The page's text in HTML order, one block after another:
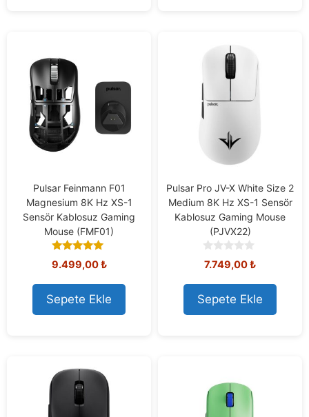
Pulsar Feinmann F01
Magnesium 8K Hz XS-1
Sensör Kablosuz Gaming
Mouse (FMF01)
5.00
out of 5
9.499,00₺
Sepete Ekle
Pulsar Pro JV-X White Size 2
Medium 8K Hz XS-1 Sensör
Kablosuz Gaming Mouse
(PJVX22)
0
o
u
t
o
f
7.749,00₺
Sepete Ekle